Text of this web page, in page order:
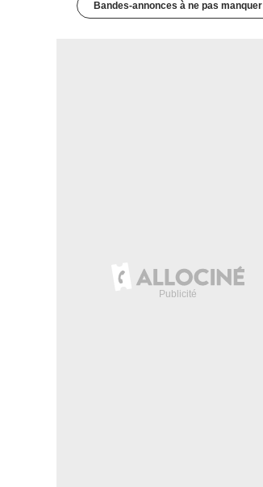
Bandes-annonces à ne pas manquer